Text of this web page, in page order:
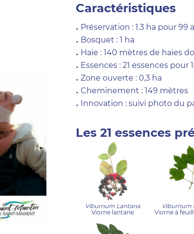
Caractéristiques
Préservation : 1.3 ha pour 99
Bosquet : 1 ha
Haie : 140 mètres de haies
Essences : 21 essences pour
Zone ouverte : 0,3 ha
Cheminement : 149 mètres
Innovation : suivi photo du
Les 21 essences
Viburnum Lantana
Viorne lantane
Viburnum
Viorne à